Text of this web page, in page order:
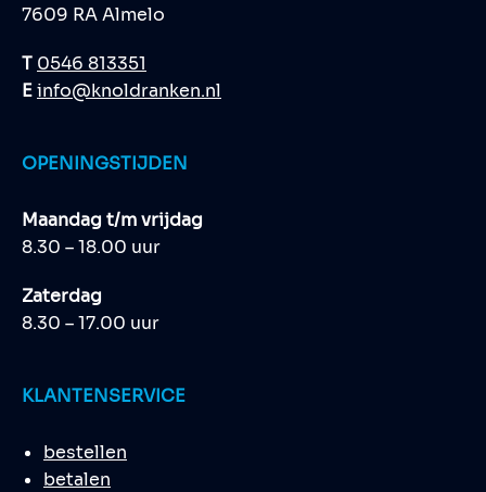
7609 RA Almelo
T 0546 813351
Einfo@knoldranken.nl
OPENINGSTIJDEN
Maandag t/m vrijdag
8.30 – 18.00 uur
Zaterdag
8.30 – 17.00 uur
KLANTENSERVICE
bestellen
betalen